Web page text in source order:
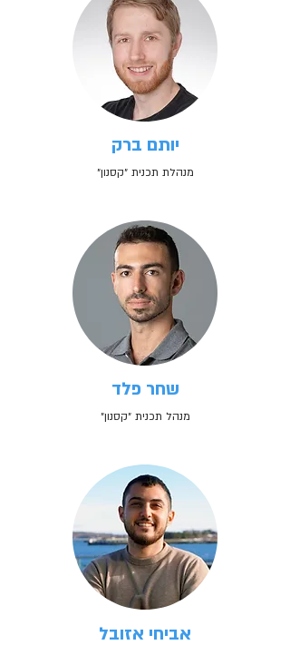
יותם ברק
מנהלת תכנית ״קסנון״
שחר פלד
מנהל תכנית ״קסנון״
אביחי אזובל